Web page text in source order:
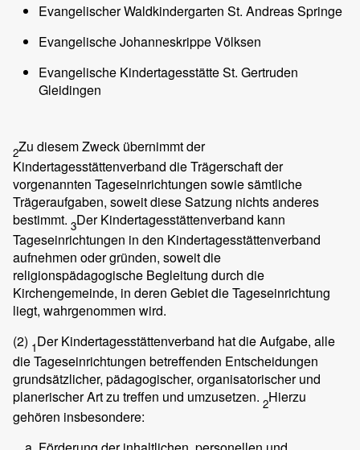
Evangelischer Waldkindergarten St. Andreas Springe
Evangelische Johanneskrippe Völksen
Evangelische Kindertagesstätte St. Gertruden
Gleidingen
2Zu diesem Zweck übernimmt der
Kindertagesstättenverband die Trägerschaft der
vorgenannten Tageseinrichtungen sowie sämtliche
Trägeraufgaben, soweit diese Satzung nichts anderes
bestimmt. 3Der Kindertagesstättenverband kann
Tageseinrichtungen in den Kindertagesstättenverband
aufnehmen oder gründen, soweit die
religionspädagogische Begleitung durch die
Kirchengemeinde, in deren Gebiet die Tageseinrichtung
liegt, wahrgenommen wird.
(2) 1Der Kindertagesstättenverband hat die Aufgabe, alle
die Tageseinrichtungen betreffenden Entscheidungen
grundsätzlicher, pädagogischer, organisatorischer und
planerischer Art zu treffen und umzusetzen. 2Hierzu
gehören insbesondere: